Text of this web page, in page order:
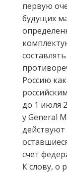
первую
будущих
Россию
до 1 июля
у General
действуют
счет
К слову, о